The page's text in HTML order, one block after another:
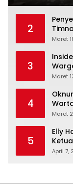
2
Maret
3
yang
Maret
4
Maret
5
Elly
April 7,